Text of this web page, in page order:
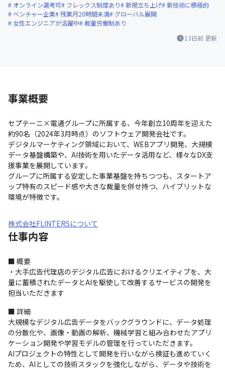
13日前 更新
オンライン選考可
フレックス制度あり 新規立ち上げ 新技術に積極的
ベンチャー企業 残業月20時間未満
グローバル展開
女性エンジニアが活躍中
裁量労働制あり
事業概要
セプテーニ×電通グループに所属する、今年創立10周年を迎えた
約90名（2024年3月時点）のソフトウェア開発会社です。
デジタルマーケティング領域において、WEBアプリ開発、大規模
データ基盤構築や、AI技術を用いたデータ活用など、様々なDX支
援事業を展開しています。
グループに所属する安定した事業基盤を持ちつつも、スタートア
ップ特有のスピード感や大きな裁量を併せ持つ、ハイブリットな
環境が特徴です。
株式会社FLINTERSについて
仕事内容
■ 概要
・大手広告代理店のデジタル広告におけるクリエイティブを、大
量に蓄積されたデータとAIを駆使して改善するサービスの開発を
担当いただきます
■ 詳細
大規模なデジタル広告データをバックグラウンドに、データ処理
の分散化や、画像・動画の解析、機械学習と組み合わせたアプリ
ケーション開発や学習モデルの管理を行っていただきます。
AIプロジェクトの特性として開発を行いながら検証も進めていく
ため、AIとしての技術スタックを強化しながら、データや技術を